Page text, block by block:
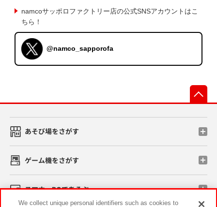
namcoサッポロファクトリー店の公式SNSアカウントはこ
ちら！
@namco_sapporofa
あそび場をさがす
ゲーム機をさがす
スマホ・PCであそぶ
We collect unique personal identifiers such as cookies to